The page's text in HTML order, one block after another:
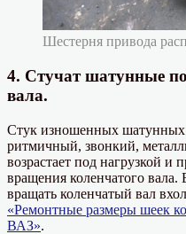
Шестерня привода
4. Стучат шатунные
вала.
Стук изношенных шатунных
ритмичный, звонкий,
возрастает под нагрузкой и
вращения коленчатого
вращать коленчатый вал
«Ремонтные размеры шеек
ВАЗ».